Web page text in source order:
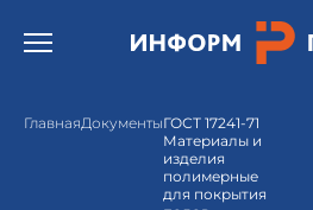
Открыть бургер меню.
ГлавнаяДокументыГОСТ 17241-71
Материалы и
изделия
полимерные
для покрытия